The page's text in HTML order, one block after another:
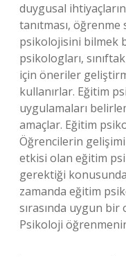
duygusal
tanıtması,
psikolojisini bilmek
psikologları,
için öneriler
kullanırlar. Eğitim
uygulamaları
amaçlar. Eğitim
Öğrencilerin
etkisi olan eğitim
gerektiği
zamanda eğitim
sırasında uygun bir
Psikoloji